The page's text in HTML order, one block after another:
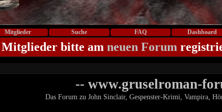
Mitglieder Suche FAQ Dashboard
Mitglieder bitte am neuen Forum
-- www.gruselroman-
Das Forum zu John Sinclair, Gespenster-Krimi, Vampira,